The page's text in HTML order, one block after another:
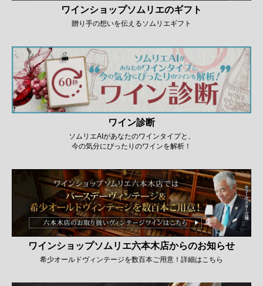
ワインショップソムリエのギフト
贈り手の想いを伝えるソムリエギフト
ワイン診断
ソムリエAIがあなたのワインタイプと、
今の気分にぴったりのワインを解析！
ワインショップソムリエ六本木店からのお知らせ
希少オールドヴィンテージを数百本ご用意！詳細はこちら